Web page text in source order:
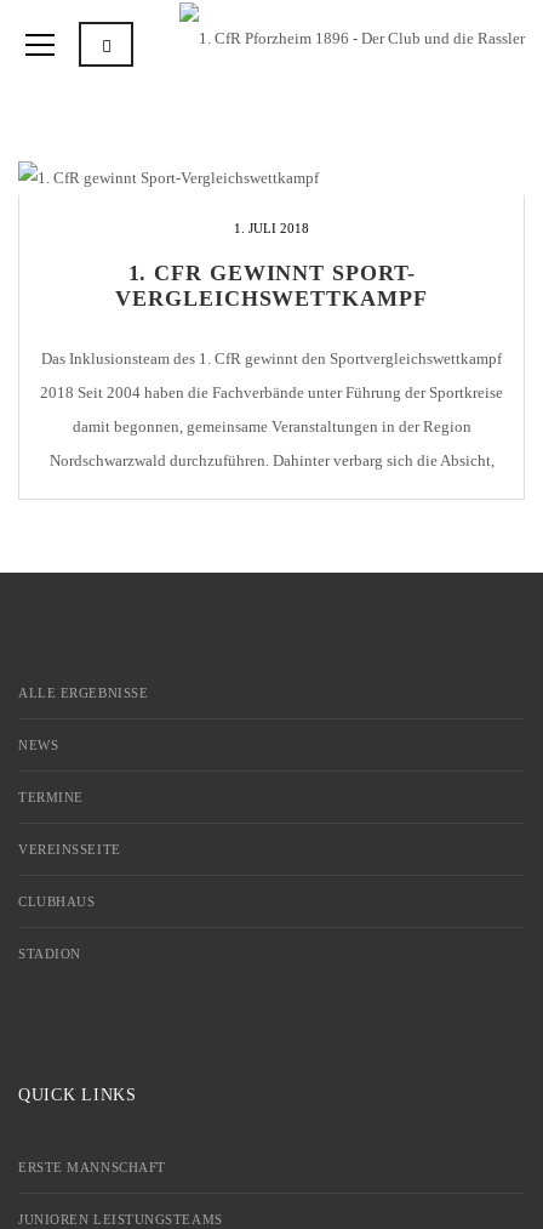
1. JULI 2018
1. CFR GEWINNT SPORT-
VERGLEICHSWETTKAMPF
Das Inklusionsteam des 1. CfR gewinnt den Sportvergleichswettkampf
2018 Seit 2004 haben die Fachverbände unter Führung der Sportkreise
damit begonnen, gemeinsame Veranstaltungen in der Region
Nordschwarzwald durchzuführen. Dahinter verbarg sich die Absicht,
den verbindenden Gedanken des Sports auf die Region zu übertragen.
ALLE ERGEBNISSE
NEWS
TERMINE
VEREINSSEITE
CLUBHAUS
STADION
QUICK LINKS
ERSTE MANNSCHAFT
JUNIOREN LEISTUNGSTEAMS